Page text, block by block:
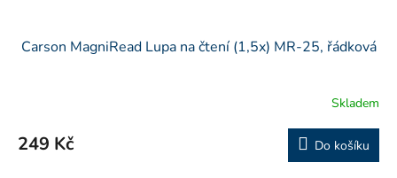
Carson MagniRead Lupa na čtení (1,5x) MR-25, řádková
Skladem
249 Kč Do košíku